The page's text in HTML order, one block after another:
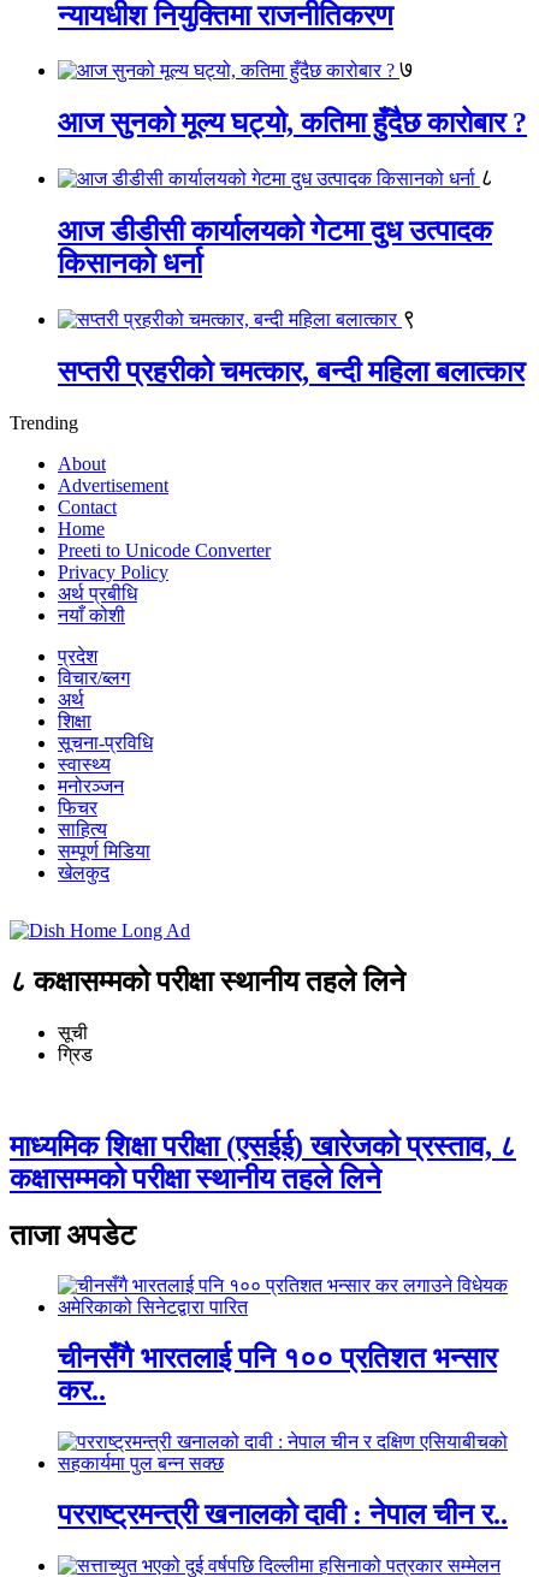
न्यायधीश नियुक्तिमा राजनीतिकरण
७
आज सुनको मूल्य घट्यो, कतिमा हुँदैछ कारोबार ?
८
आज डीडीसी कार्यालयको गेटमा दुध उत्पादक
किसानको धर्ना
९
सप्तरी प्रहरीको चमत्कार, बन्दी महिला बलात्कार
Trending
About
Advertisement
Contact
Home
Preeti to Unicode Converter
Privacy Policy
अर्थ प्रबीधि
नयाँ कोशी
प्रदेश
विचार/ब्लग
अर्थ
शिक्षा
सूचना-प्रविधि
स्वास्थ्य
मनोरञ्जन
फिचर
साहित्य
सम्पूर्ण मिडिया
खेलकुद
८ कक्षासम्मको परीक्षा स्थानीय तहले लिने
सूची
ग्रिड
माध्यमिक शिक्षा परीक्षा (एसईई) खारेजको प्रस्ताव, ८
कक्षासम्मको परीक्षा स्थानीय तहले लिने
ताजा अपडेट
चीनसँगै भारतलाई पनि १०० प्रतिशत भन्सार
कर..
परराष्ट्रमन्त्री खनालको दावी : नेपाल चीन र..